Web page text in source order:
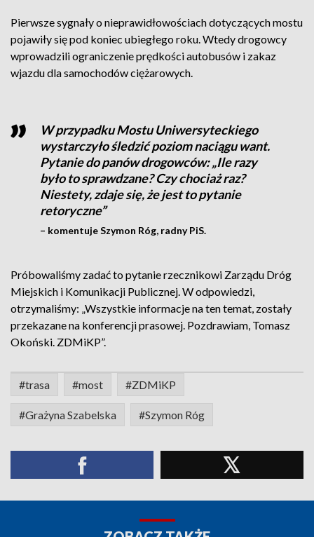
Pierwsze sygnały o nieprawidłowościach dotyczących mostu
pojawiły się pod koniec ubiegłego roku. Wtedy drogowcy
wprowadzili ograniczenie prędkości autobusów i zakaz
wjazdu dla samochodów ciężarowych.
W przypadku Mostu Uniwersyteckiego
wystarczyło śledzić poziom naciągu want.
Pytanie do panów drogowców: „Ile razy
było to sprawdzane? Czy chociaż raz?
Niestety, zdaje się, że jest to pytanie
retoryczne”
– komentuje Szymon Róg, radny PiS.
Próbowaliśmy zadać to pytanie rzecznikowi Zarządu Dróg
Miejskich i Komunikacji Publicznej. W odpowiedzi,
otrzymaliśmy: „Wszystkie informacje na ten temat, zostały
przekazane na konferencji prasowej. Pozdrawiam, Tomasz
Okoński. ZDMiKP”.
#trasa #most #ZDMiKP
#Grażyna Szabelska #Szymon Róg